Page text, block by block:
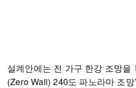
설계안에는 전 가구 한강 조망을
(Zero Wall) 240도 파노라마 조망